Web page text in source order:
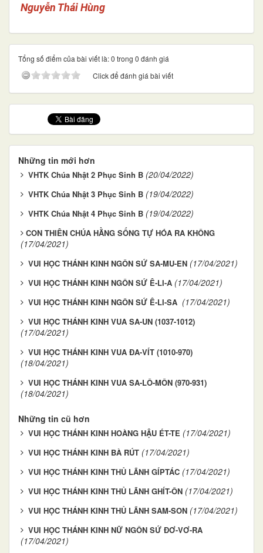
Nguyễn Thái Hùng
Tổng số điểm của bài viết là: 0 trong 0 đánh giá
Click để đánh giá bài viết
Những tin mới hơn
VHTK Chúa Nhật 2 Phục Sinh B (20/04/2022)
VHTK Chúa Nhật 3 Phục Sinh B (19/04/2022)
VHTK Chúa Nhật 4 Phục Sinh B (19/04/2022)
​​​​CON THIÊN CHÚA HẰNG SỐNG TỰ HÓA RA KHÔNG
(17/04/2021)
VUI HỌC THÁNH KINH NGÔN SỨ SA-MU-EN (17/04/2021)
VUI HỌC THÁNH KINH NGÔN SỨ Ê-LI-A (17/04/2021)
VUI HỌC THÁNH KINH NGÔN SỨ Ê-LI-SA (17/04/2021)
VUI HỌC THÁNH KINH VUA SA-UN (1037-1012)
(17/04/2021)
VUI HỌC THÁNH KINH VUA ĐA-VÍT (1010-970)
(18/04/2021)
VUI HỌC THÁNH KINH VUA SA-LÔ-MÔN (970-931)
(18/04/2021)
Những tin cũ hơn
VUI HỌC THÁNH KINH HOÀNG HẬU ÉT-TE (17/04/2021)
VUI HỌC THÁNH KINH BÀ RÚT (17/04/2021)
VUI HỌC THÁNH KINH THỦ LÃNH GÍPTÁC (17/04/2021)
VUI HỌC THÁNH KINH THỦ LÃNH GHÍT-ÔN (17/04/2021)
VUI HỌC THÁNH KINH THỦ LÃNH SAM-SON (17/04/2021)
VUI HỌC THÁNH KINH NỮ NGÔN SỨ ĐƠ-VƠ-RA
(17/04/2021)